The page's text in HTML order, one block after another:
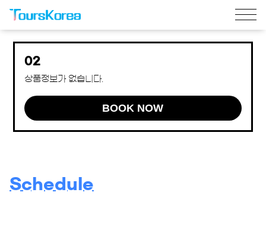
02
상품정보가 없습니다.
BOOK NOW
Schedule